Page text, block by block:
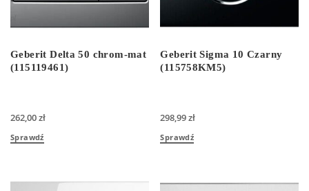
Geberit Delta 50 chrom-mat
(115119461)
262,00zł
Sprawdź
Geberit Sigma 10 Czarny
(115758KM5)
298,99zł
Sprawdź